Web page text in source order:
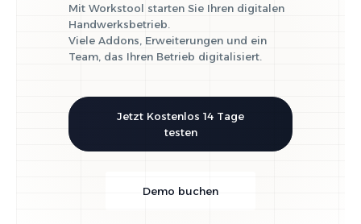
Mit Workstool starten Sie Ihren digitalen
Handwerksbetrieb.
Viele Addons, Erweiterungen und ein
Team, das Ihren Betrieb digitalisiert.
Jetzt Kostenlos 14 Tage
testen
Demo buchen